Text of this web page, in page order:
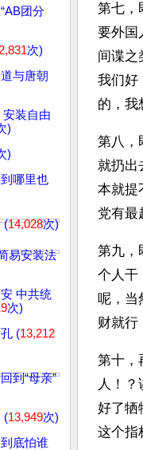
团分
次)
与唐朝
安装自由
)
)
哪里也
(14,028次)
易安装法
中共统
次)
(13,212
到“母亲”
(13,949次)
底怕谁
第七，
要外国
间谍之
我们好
的，我
第八，
就扔出
本就提
党有最
第九，
个人干
呢，当
财就行
第十，
人！
好了牺
这个指